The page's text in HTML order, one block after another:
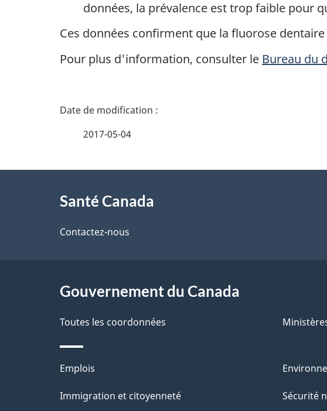
données, la prévalence est trop faible pour
Ces données confirment que la fluorose
Pour plus d'information, consulter le Bureau du
D
a
d
e
l
2017-05-04
proposSanté Canada
Contactez-nous
Gouvernement du Canada
Toutes les coordonnées
Thèmes
et
Emplois
Immigration et citoyenneté Sécurité